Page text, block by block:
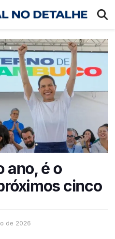
ano, é o
cinco
de 2026